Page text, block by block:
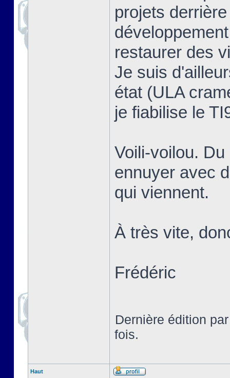
projets
restaurer des
Je suis
état (ULA
je fiabilise le
Voili-voilou.
ennuyer avec
qui viennent.
À très vite,
Frédéric
Dernière édition
fois.
Haut